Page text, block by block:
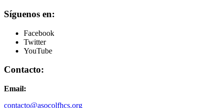
Síguenos en:
Facebook
Twitter
YouTube
Contacto:
Email:
contacto@asocolfhcs.org